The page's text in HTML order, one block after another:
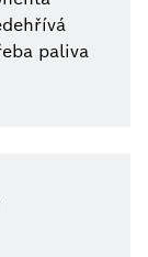
paliva